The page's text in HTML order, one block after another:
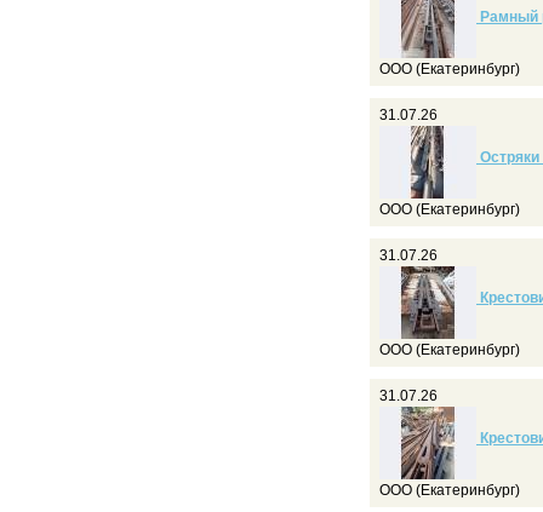
Рамный
ООО (Екатеринбург)
31.07.26
ООО (Екатеринбург)
31.07.26
ООО (Екатеринбург)
31.07.26
ООО (Екатеринбург)